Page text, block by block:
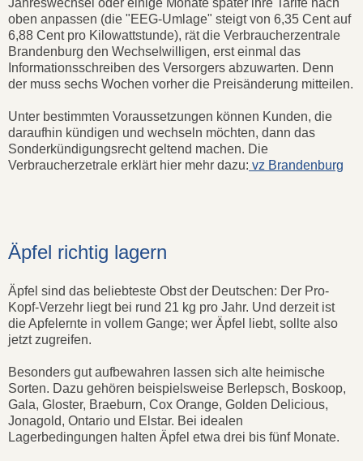
Jahreswechsel oder einige Monate später ihre Tarife nach
oben anpassen (die "EEG-Umlage" steigt von 6,35 Cent auf
6,88 Cent pro Kilowattstunde), rät die Verbraucherzentrale
Brandenburg den Wechselwilligen, erst einmal das
Informationsschreiben des Versorgers abzuwarten. Denn
der muss sechs Wochen vorher die Preisänderung mitteilen.
Unter bestimmten Voraussetzungen können Kunden, die
daraufhin kündigen und wechseln möchten, dann das
Sonderkündigungsrecht geltend machen. Die
Verbraucherzetrale erklärt hier mehr dazu: vz Brandenburg
Äpfel richtig lagern
Äpfel sind das beliebteste Obst der Deutschen: Der Pro-
Kopf-Verzehr liegt bei rund 21 kg pro Jahr. Und derzeit ist
die Apfelernte in vollem Gange; wer Äpfel liebt, sollte also
jetzt zugreifen.
Besonders gut aufbewahren lassen sich alte heimische
Sorten. Dazu gehören beispielsweise Berlepsch, Boskoop,
Gala, Gloster, Braeburn, Cox Orange, Golden Delicious,
Jonagold, Ontario und Elstar. Bei idealen
Lagerbedingungen halten Äpfel etwa drei bis fünf Monate.